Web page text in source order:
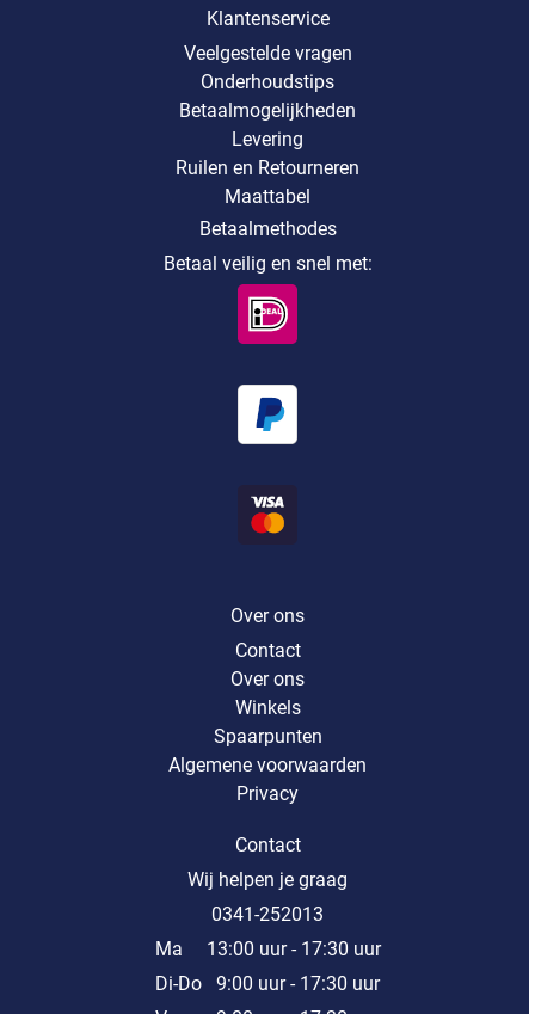
Klantenservice
Veelgestelde vragen
Onderhoudstips
Betaalmogelijkheden
Levering
Ruilen en Retourneren
Maattabel
Betaalmethodes
Betaal veilig en snel met:
Over ons
Contact
Over ons
Winkels
Spaarpunten
Algemene voorwaarden
Privacy
Contact
Wij helpen je graag
0341-252013
Ma 13:00 uur - 17:30 uur
Di-Do 9:00 uur - 17:30 uur